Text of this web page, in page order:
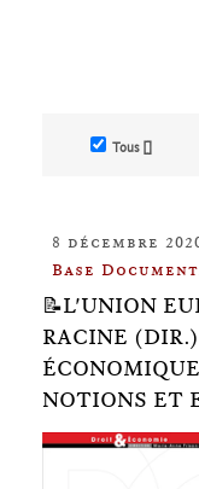
Tous []
8 décembre
Base
📝L'UNION
RACINE
NOTIONS ET